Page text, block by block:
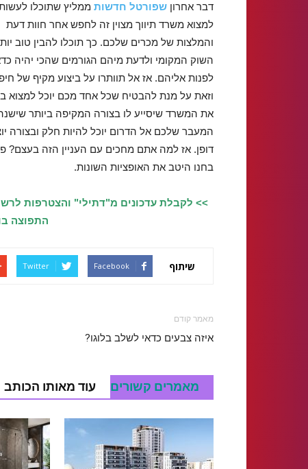
דבר אחרון שפורטל חדשות ממליץ שתוכלו
למצוא משרד תיווך מצוין זה לחפש אחר חוות דעת
והמלצות של מכרים שלכם. כך תוכלו להבין טוב
השוק המקומי ולדעת מיהם הגורמים שהכי יהיה
לפנות אליהם. אז אל תוותרו על ביצוע מקיף של
וזאת על מנת להבטיח שכל אחד מכם יוכל למצוא
את המשרד שיסייע לו בצורה המקיפה ביותר
המעבר שלכם אל הדרום יוכל להיות חלק ובצורה
דופן. אז למה אתם מחכים עם העניין הזה בעצם?
בחנו היטב את האופציות השונות.
>> לקבלת עדכונים מ"דתילי" והצטרפות
התפוצה
שיתוף Facebook
Twitter
מאמר קודם
איזה צבעים כדאי לשלב בלוגו?
מאמרים קשורים עוד מאותו הכותב